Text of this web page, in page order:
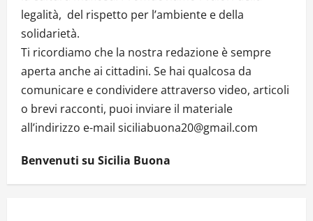
legalità, del rispetto per l’ambiente e della
solidarietà.
Ti ricordiamo che la nostra redazione è sempre
aperta anche ai cittadini. Se hai qualcosa da
comunicare e condividere attraverso video, articoli
o brevi racconti, puoi inviare il materiale
all’indirizzo e-mail siciliabuona20@gmail.com
Benvenuti su Sicilia Buona